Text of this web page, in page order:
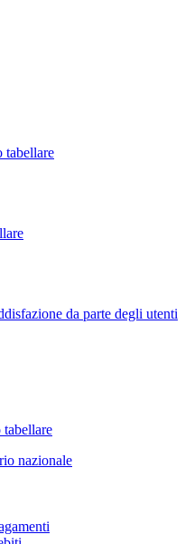
tabellare
da parte degli utenti
nazionale